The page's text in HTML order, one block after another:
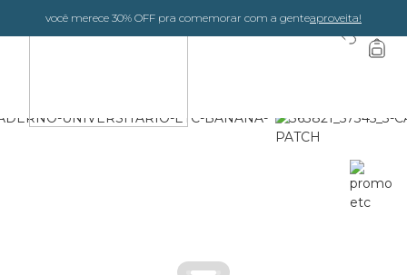
você merece 30% OFF pra comemorar com a genteaproveita!